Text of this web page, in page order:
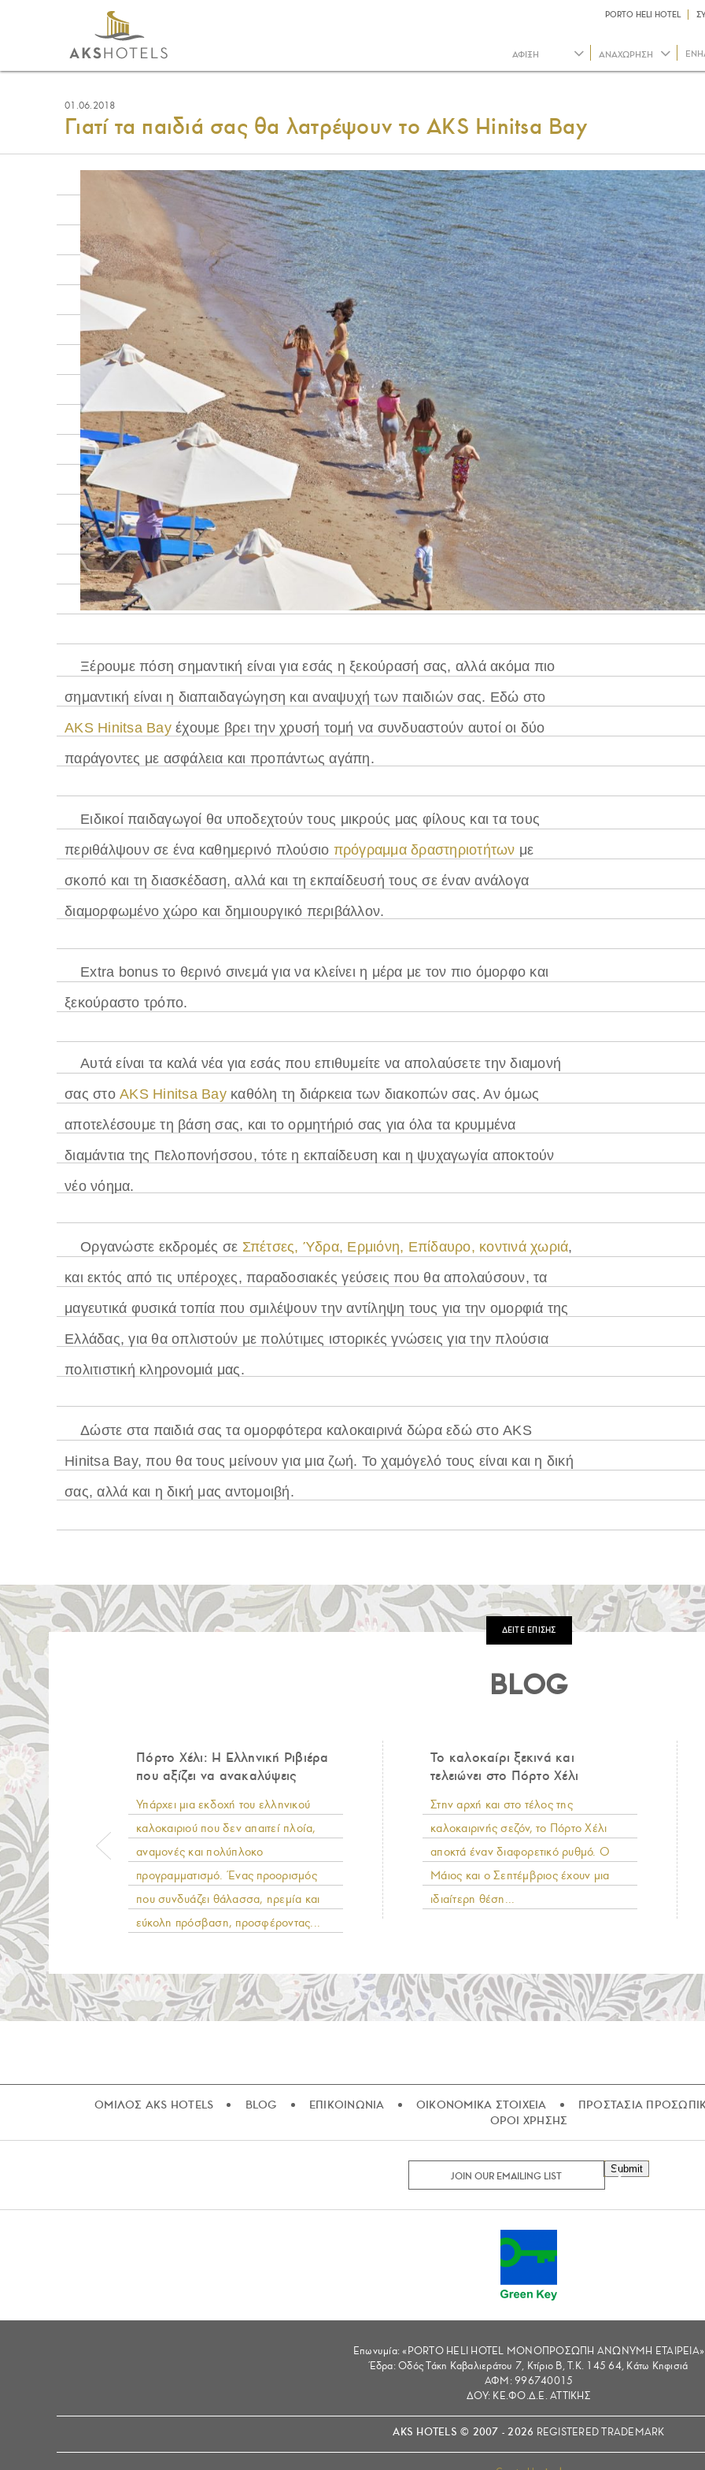
PORTO HELI HOTEL
01.06.2018
Γιατί τα παιδιά σας θα λατρέψουν το AKS Hinitsa Bay
Ξέρουμε πόση σημαντική είναι για εσάς η ξεκούρασή σας, αλλά ακόμα πιο
σημαντική είναι η διαπαιδαγώγηση και αναψυχή των παιδιών σας. Εδώ στο
AKS Hinitsa Bay έχουμε βρει την χρυσή τομή να συνδυαστούν αυτοί οι δύο
παράγοντες με ασφάλεια και προπάντως αγάπη.
Ειδικοί παιδαγωγοί θα υποδεχτούν τους μικρούς μας φίλους και τα τους
περιθάλψουν σε ένα καθημερινό πλούσιο πρόγραμμα δραστηριοτήτων με
σκοπό και τη διασκέδαση, αλλά και τη εκπαίδευσή τους σε έναν ανάλογα
διαμορφωμένο χώρο και δημιουργικό περιβάλλον.
Extra bonus το θερινό σινεμά για να κλείνει η μέρα με τον πιο όμορφο και
ξεκούραστο τρόπο.
Αυτά είναι τα καλά νέα για εσάς που επιθυμείτε να απολαύσετε την διαμονή
σας στο AKS Hinitsa Bayκαθόλη τη διάρκεια των διακοπών σας. Αν όμως
αποτελέσουμε τη βάση σας, και το ορμητήριό σας για όλα τα κρυμμένα
διαμάντια της Πελοπονήσσου, τότε η εκπαίδευση και η ψυχαγωγία αποκτούν
νέο νόημα.
Οργανώστε εκδρομές σε Σπέτσες, Ύδρα, Ερμιόνη, Επίδαυρο, κοντινά χωριά,
και εκτός από τις υπέροχες, παραδοσιακές γεύσεις που θα απολαύσουν, τα
μαγευτικά φυσικά τοπία που σμιλέψουν την αντίληψη τους για την ομορφιά της
Ελλάδας, για θα οπλιστούν με πολύτιμες ιστορικές γνώσεις για την πλούσια
πολιτιστική κληρονομιά μας.
Δώστε στα παιδιά σας τα ομορφότερα καλοκαιρινά δώρα εδώ στο AKS
Hinitsa Bay, που θα τους μείνουν για μια ζωή. Το χαμόγελό τους είναι και η δική
σας, αλλά και η δική μας αντομοιβή.
ΔΕΙΤΕ ΕΠΙΣΗΣ
BLOG
Πόρτο Χέλι: Η Ελληνική Ριβιέρα
που αξίζει να ανακαλύψεις
Υπάρχει μια εκδοχή του ελληνικού
καλοκαιριού που δεν απαιτεί πλοία,
αναμονές και πολύπλοκο
προγραμματισμό. Ένας προορισμός
που συνδυάζει θάλασσα, ηρεμία και
εύκολη πρόσβαση, προσφέροντας...
Το καλοκαίρι ξεκινά και
τελειώνει στο Πόρτο Χέλι
Στην αρχή και στο τέλος της
καλοκαιρινής σεζόν, το Πόρτο Χέλι
αποκτά έναν διαφορετικό ρυθμό. Ο
Μάιος και ο Σεπτέμβριος έχουν μια
ιδιαίτερη θέση...
ΟΜΙΛΟΣ AKS HOTELS BLOG ΕΠΙΚΟΙΝΩΝΙΑ ΟΙΚΟΝΟΜΙΚΑ ΣΤΟΙΧΕΙΑ ΠΡΟΣΤΑΣΙΑ
ΟΡΟΙ ΧΡΗΣΗΣ
Submit
Επωνυμία: «PORTO HELI HOTEL ΜΟΝΟΠΡΟΣΩΠΗ ΑΝΩΝΥΜΗ ΕΤΑΙΡΕΙΑ»
Έδρα: Οδός Τάκη Καβαλιεράτου 7, Κτίριο Β, Τ.Κ. 145 64, Κάτω Κηφισιά
ΑΦΜ: 996740015
ΔΟΥ: ΚΕ.ΦΟ.Δ.Ε. ΑΤΤΙΚΗΣ
AKS HOTELS © 2007 - 2026 REGISTERED TRADEMARK